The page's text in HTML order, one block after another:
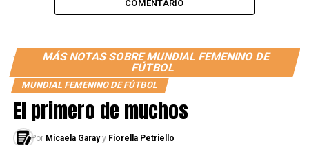
De ellas hablan cuando su trabajo está mal hecho, si lo
En el primer mundial femenino de fútbol disputado en
1991 en China, participaron 12 equipos. En dicha
competencia hubo 11 árbitros,
brasileña Claudia Vasconcelos que dirigió sólo un
partido por el tercer puesto entre Suecia y Alemania (4-
0).
COMENTARIO
MÁS NOTAS SOBRE MUNDIAL FEMENINO DE
FÚTBOL
MUNDIAL FEMENINO DE FÚTBOL
El primero de muchos
Por Micaela Garayy Fiorella Petriello